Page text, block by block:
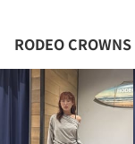
RODEO CROWNS